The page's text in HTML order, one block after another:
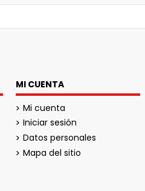
MI CUENTA
Mi cuenta
Iniciar sesión
Datos personales
Mapa del sitio